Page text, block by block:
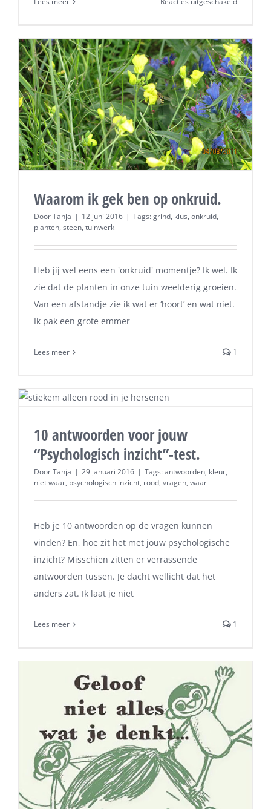
gevoelens
is
ergens
goed
voor
Waarom ik gek ben op onkruid.
DoorTanja | 12 juni 2016 | Tags:grind, klus, onkruid,
planten, steen, tuinwerk
Heb jij wel eens een 'onkruid' momentje? Ik wel. Ik
zie dat de planten in onze tuin weelderig groeien.
Van een afstandje zie ik wat er ‘hoort’ en wat niet.
Ik pak een grote emmer
Lees meer 1
10 antwoorden voor jouw
“Psychologisch inzicht”-test.
DoorTanja | 29 januari 2016 | Tags:antwoorden, kleur,
niet waar, psychologisch inzicht, rood, vragen, waar
Heb je 10 antwoorden op de vragen kunnen
vinden? En, hoe zit het met jouw psychologische
inzicht? Misschien zitten er verrassende
antwoorden tussen. Je dacht wellicht dat het
anders zat. Ik laat je niet
Lees meer 1